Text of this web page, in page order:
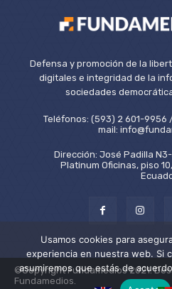
Defensa y promoción de la
digitales e integridad de la
sociedades
Teléfonos: (593) 2 601-
mail:
Dirección: José Padilla
Platinum Oficinas, piso
©Copyright Fundamedios 2021.
Fundamedios.
Usamos cookies para
experiencia en nuestra web. Si
asumiremos que estás de